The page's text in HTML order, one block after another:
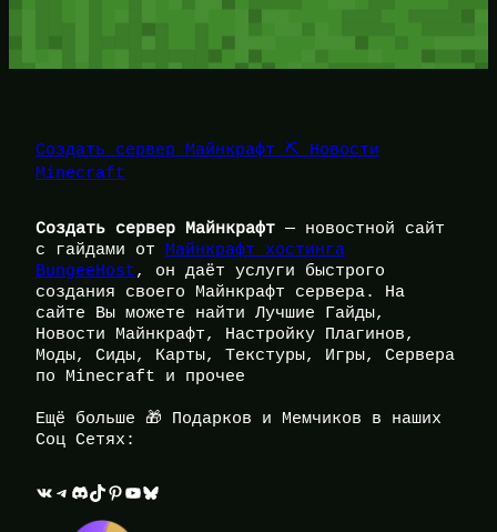
Создать сервер Майнкрафт ⛏️ Новости
Minecraft
Создать сервер Майнкрафт — новостной сайт
с гайдами от Майнкрафт хостинга
BungeeHost, он даёт услуги быстрого
создания своего Майнкрафт сервера. На
сайте Вы можете найти Лучшие Гайды,
Новости Майнкрафт, Настройку Плагинов,
Моды, Сиды, Карты, Текстуры, Игры, Сервера
по Minecraft и прочее
Ещё больше 🎁 Подарков и Мемчиков в наших
Соц Сетях:
ВКонтакте Telegram Discord TikTok Pinterest YouTube Bluesky